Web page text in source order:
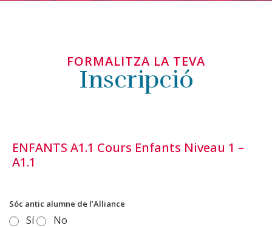
FORMALITZA LA TEVA
Inscripció
ENFANTS A1.1 Cours Enfants Niveau 1 –
A1.1
Sóc antic alumne de l’Alliance
Sí No